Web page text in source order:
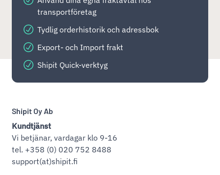
transportföretag
Tydlig orderhistorik och adressbok
Export- och Import frakt
Shipit Quick-verktyg
Shipit Oy Ab
Kundtjänst
Vi betjänar, vardagar klo 9-16
tel. +358 (0) 020 752 8488
support(at)shipit.fi